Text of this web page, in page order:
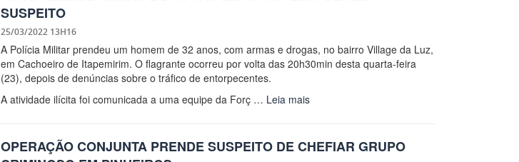
SUSPEITO
25/03/2022 13H16
A Polícia Militar prendeu um homem de 32 anos, com armas e drogas, no bairro Village da Luz,
em Cachoeiro de Itapemirim. O flagrante ocorreu por volta das 20h30min desta quarta-feira
(23), depois de denúncias sobre o tráfico de entorpecentes.
A atividade ilícita foi comunicada a uma equipe da Forç … Leia mais
OPERAÇÃO CONJUNTA PRENDE SUSPEITO DE CHEFIAR GRUPO